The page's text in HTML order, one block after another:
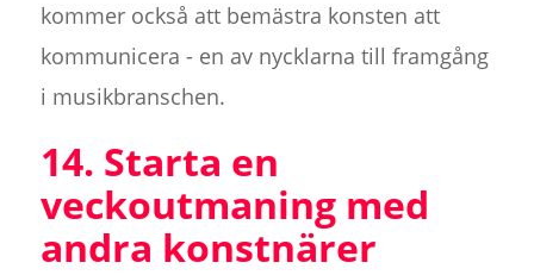
kommer också att bemästra konsten att
kommunicera - en av nycklarna till framgång
i musikbranschen.
14. Starta en
veckoutmaning med
andra konstnärer